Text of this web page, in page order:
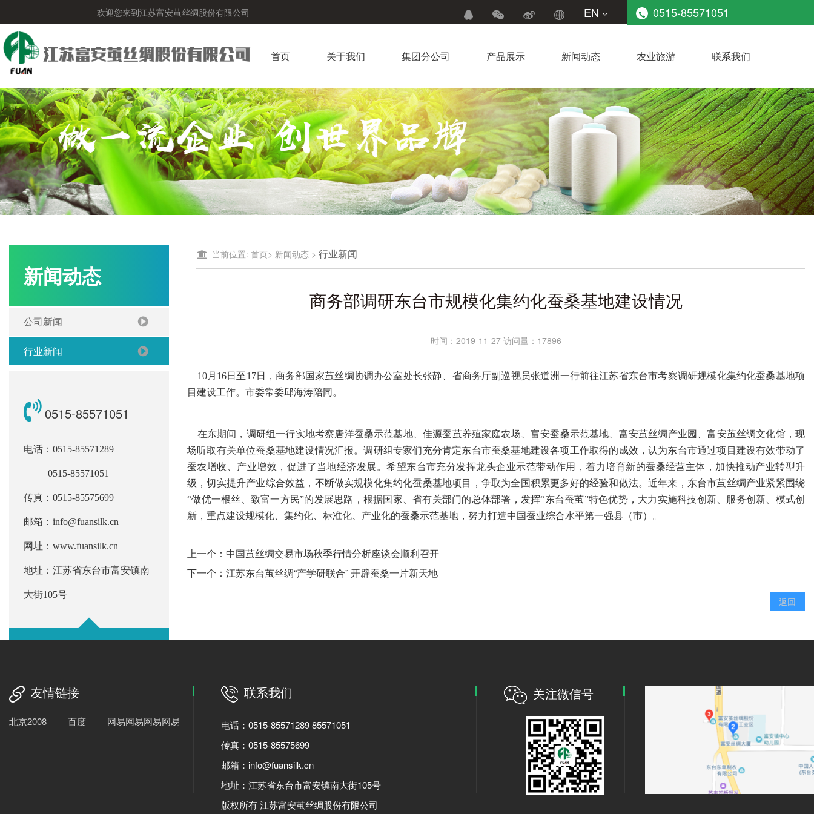
欢迎您来到江苏富安茧丝绸股份有限公司 EN 0515-85571051
首页 关于我们 集团分公司 产品展示 新闻动态 农业旅游 联系我们
新闻动态
公司新闻
行业新闻
0515-85571051
电话：0515-85571289
0515-85571051
传真：0515-85575699
邮箱：info@fuansilk.cn
网址：www.fuansilk.cn
地址：江苏省东台市富安镇南
大街105号
当前位置: 首页> 新闻动态 > 行业新闻
商务部调研东台市规模化集约化蚕桑基地建设情况
时间：2019-11-27 访问量：17896
10月16日至17日，商务部国家茧丝绸协调办公室处长张静、省商务厅副巡视员张道洲一行前往江苏省东台市考察调研规模化集约化蚕桑基地项
目建设工作。市委常委邱海涛陪同。
在东期间，调研组一行实地考察唐洋蚕桑示范基地、佳源蚕茧养殖家庭农场、富安蚕桑示范基地、富安茧丝绸产业园、富安茧丝绸文化馆，现
场听取有关单位蚕桑基地建设情况汇报。调研组专家们充分肯定东台市蚕桑基地建设各项工作取得的成效，认为东台市通过项目建设有效带动了
蚕农增收、产业增效，促进了当地经济发展。希望东台市充分发挥龙头企业示范带动作用，着力培育新的蚕桑经营主体，加快推动产业转型升
级，切实提升产业综合效益，不断做实规模化集约化蚕桑基地项目，争取为全国积累更多好的经验和做法。近年来，东台市茧丝绸产业紧紧围绕
“做优一根丝、致富一方民”的发展思路，根据国家、省有关部门的总体部署，发挥“东台蚕茧”特色优势，大力实施科技创新、服务创新、模式创
新，重点建设规模化、集约化、标准化、产业化的蚕桑示范基地，努力打造中国蚕业综合水平第一强县（市）。
上一个： 中国茧丝绸交易市场秋季行情分析座谈会顺利召开
下一个： 江苏东台茧丝绸“产学研联合” 开辟蚕桑一片新天地
返回
友情链接
北京2008 百度 网易网易网易网易
联系我们
电话：0515-85571289 85571051
传真：0515-85575699
邮箱：info@fuansilk.cn
地址：江苏省东台市富安镇南大街105号
版权所有 江苏富安茧丝绸股份有限公司
关注微信号